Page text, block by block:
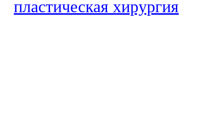
пластическая хирургия